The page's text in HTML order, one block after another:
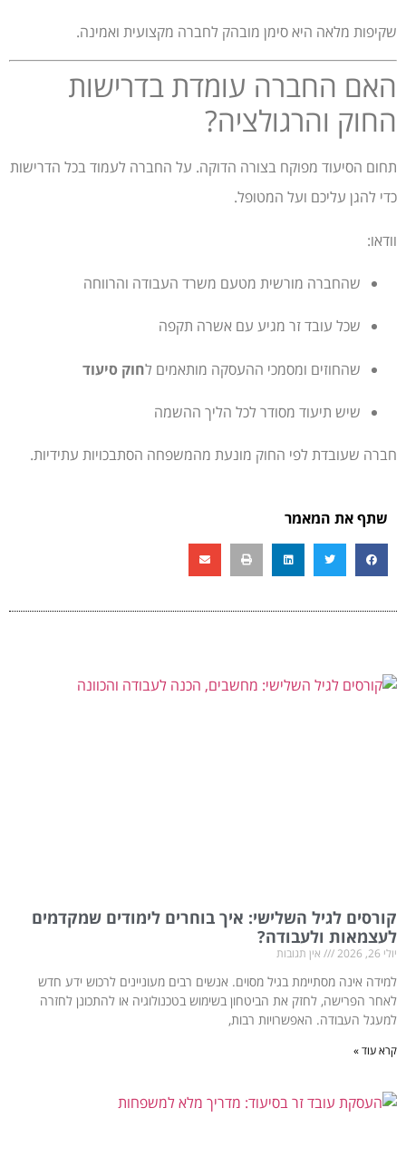
שקיפות מלאה היא סימן מובהק לחברה מקצועית ואמינה.
האם החברה עומדת בדרישות
החוק והרגולציה?
תחום הסיעוד מפוקח בצורה הדוקה. על החברה לעמוד בכל הדרישות
כדי להגן עליכם ועל המטופל.
וודאו:
שהחברה מורשית מטעם משרד העבודה והרווחה
שכל עובד זר מגיע עם אשרה תקפה
שהחוזים ומסמכי ההעסקה מותאמים לחוק סיעוד
שיש תיעוד מסודר לכל הליך ההשמה
חברה שעובדת לפי החוק מונעת מהמשפחה הסתבכויות עתידיות.
שתף את המאמר
קורסים לגיל השלישי: איך בוחרים לימודים שמקדמים
לעצמאות ולעבודה?
יולי 26, 2026 אין תגובות
למידה אינה מסתיימת בגיל מסוים. אנשים רבים מעוניינים לרכוש ידע חדש
לאחר הפרישה, לחזק את הביטחון בשימוש בטכנולוגיה או להתכונן לחזרה
למעגל העבודה. האפשרויות רבות,
קרא עוד »